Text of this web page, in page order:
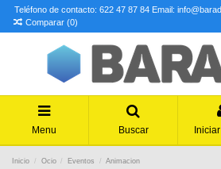
Teléfono de contacto: 622 47 87 84 Email:
Comparar (0)
Menu Buscar
Inicio Ocio Eventos Animacion